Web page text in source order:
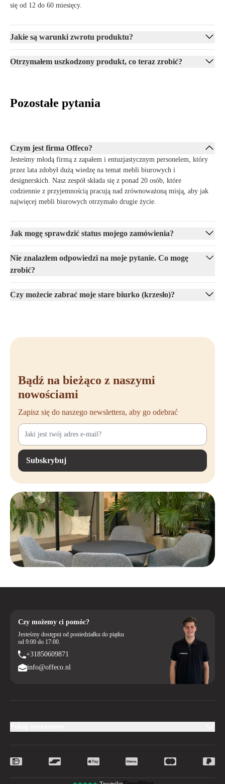
się od 12 do 60 miesięcy.
Jakie są warunki zwrotu produktu?
Otrzymałem uszkodzony produkt, co teraz zrobić?
Pozostałe pytania
Czym jest firma Offeco?
Jesteśmy młodą firmą z zapałem i entuzjastycznym personelem, który
przez lata zdobył dużą wiedzę na temat mebli biurowych i
designerskich. Nasz zespół składa się z ponad 20 osób, które
codziennie z przyjemnością pracują nad zrównoważoną misją, aby jak
najwięcej mebli biurowych otrzymało drugie życie.
Jak mogę sprawdzić status mojego zamówienia?
Nie znalazłem odpowiedzi na moje pytanie. Co mogę
zrobić?
Czy możecie zabrać moje stare biurko (krzesło)?
Bądź na bieżąco z naszymi
nowościami
Zapisz się do naszego newslettera, aby go odebrać
Subskrybuj
Czy możemy ci pomóc?
Jesteśmy dostępni od poniedziałku do piątku
od 9:00 do 17:00.
+31850609871
info@offeco.nl